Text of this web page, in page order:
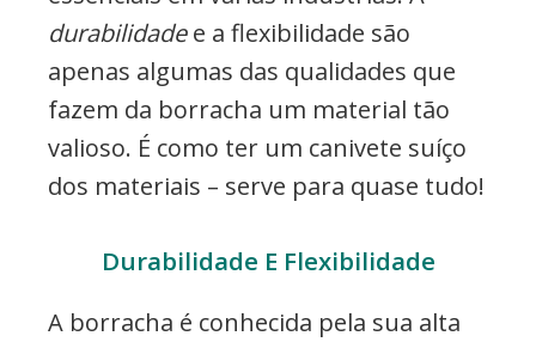
durabilidadee a flexibilidade são
apenas algumas das qualidades que
fazem da borracha um material tão
valioso. É como ter um canivete suíço
dos materiais – serve para quase tudo!
Durabilidade E Flexibilidade
A borracha é conhecida pela sua alta